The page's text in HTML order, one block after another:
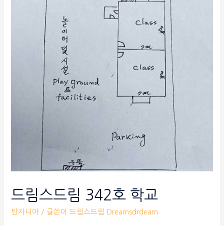
드림스드림 342호 학교
탄자니아 / 글쓴이드림스드림 Dreamsdrdeam